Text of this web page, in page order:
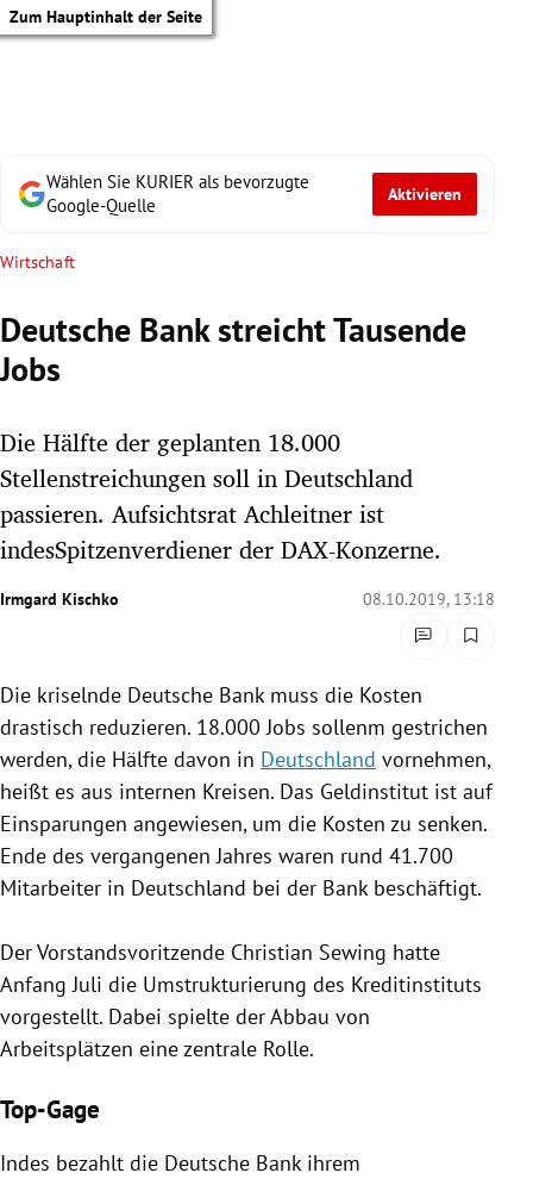
Zum Hauptinhalt der Seite
Untermenü
Untermenü
Untermenü
Untermenü
Untermenü
Untermenü
Untermenü
Untermenü
Untermenü
Wählen Sie KURIER als bevorzugte
Google-Quelle
Aktivieren
Wirtschaft
Deutsche Bank streicht Tausende
Jobs
Die Hälfte der geplanten 18.000
Stellenstreichungen soll in Deutschland
passieren. Aufsichtsrat Achleitner ist
indesSpitzenverdiener der DAX-Konzerne.
Irmgard Kischko 08.10.2019, 13:18
Die kriselnde Deutsche Bank muss die Kosten
drastisch reduzieren. 18.000 Jobs sollenm gestrichen
werden, die Hälfte davon in Deutschland vornehmen,
heißt es aus internen Kreisen. Das Geldinstitut ist auf
Einsparungen angewiesen, um die Kosten zu senken.
Ende des vergangenen Jahres waren rund 41.700
Mitarbeiter in Deutschland bei der Bank beschäftigt.
Der Vorstandsvoritzende Christian Sewing hatte
Anfang Juli die Umstrukturierung des Kreditinstituts
vorgestellt. Dabei spielte der Abbau von
Arbeitsplätzen eine zentrale Rolle.
Top-Gage
Indes bezahlt die Deutsche Bank ihrem